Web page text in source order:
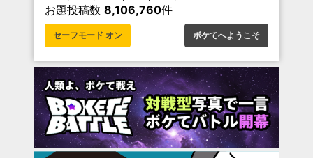
お題投稿数 8,106,760件
セーフモード オン ボケてへようこそ